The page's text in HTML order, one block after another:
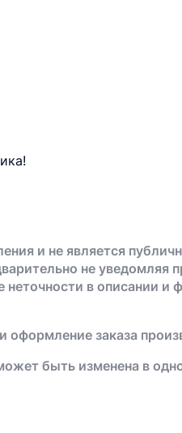
и не является
не
неточности в описании
заказа
быть изменена в